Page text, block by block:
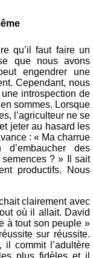
qu’il faut faire un
que nous avons
engendrer une
Cependant, nous
introspection de
sommes. Lorsque
l’agriculteur ne se
jeter au hasard les
: « Ma charrue
des
? »
Il sait
productifs. Nous
clairement avec
où il allait. David
à tout son peuple »
sur réussite.
commit l’adultère
plus fidèles et il